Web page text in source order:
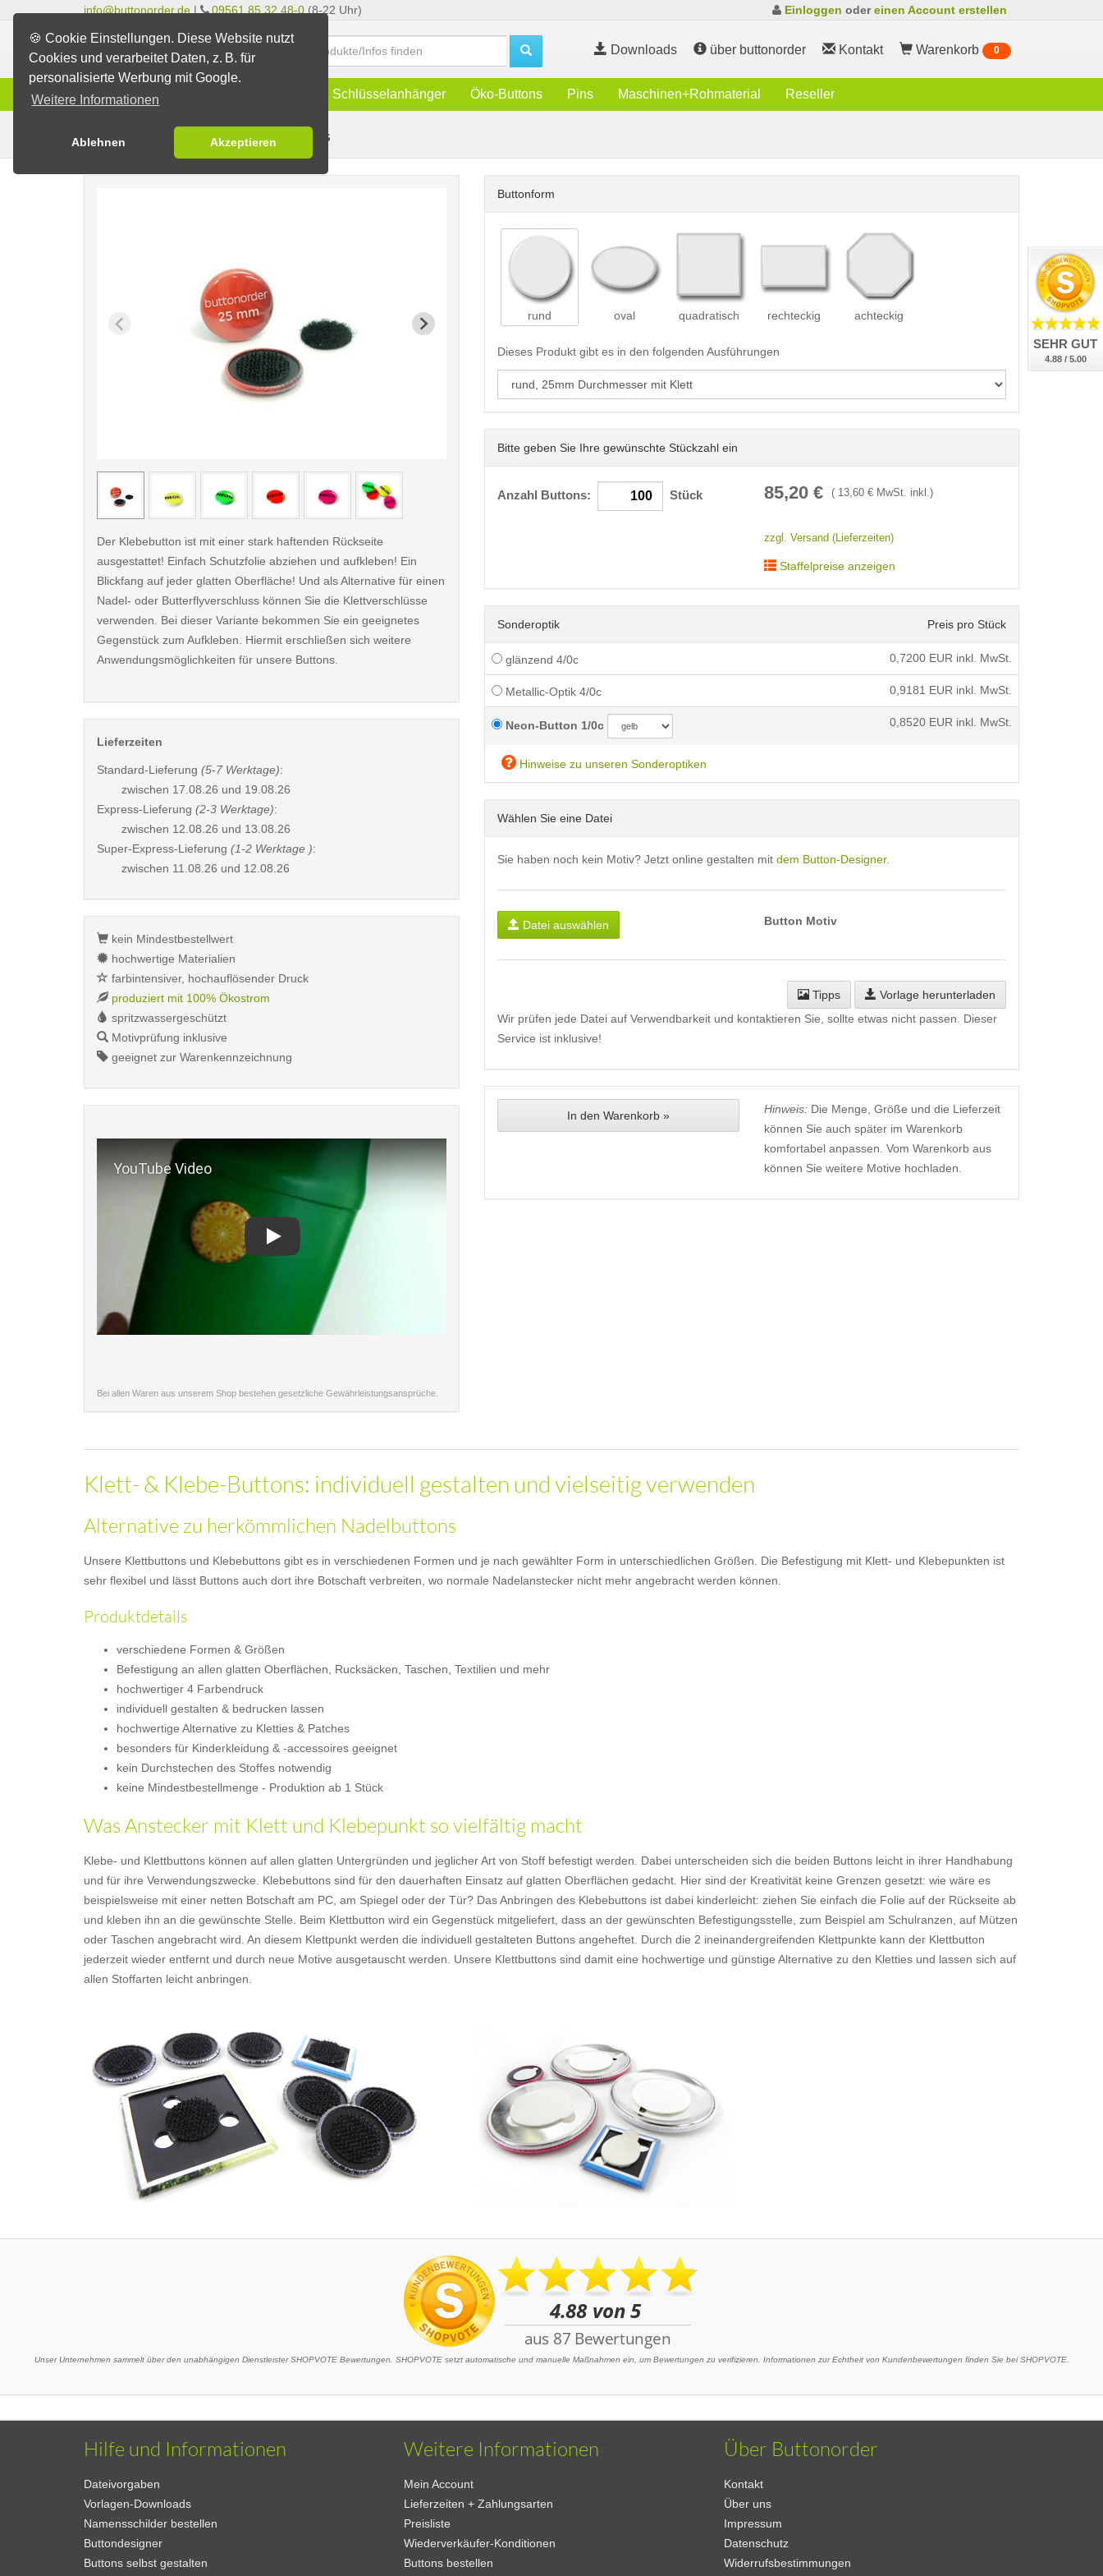
🍪 Cookie Einstellungen. Diese Website nutzt
Cookies und verarbeitet Daten, z. B. für
personalisierte Werbung mit Google.
Weitere Informationen
Ablehnen Akzeptieren
info@buttonorder.de | 09561 85 32 48-0 (8-22 Uhr) Einloggen odereinen Account erstellen
Downloads über buttonorder Kontakt Warenkorb 0
Infos Schlüsselanhänger Öko-Buttons Pins Maschinen+Rohmaterial Reseller
Buttons erstellen Klett- u. Klebebuttons
Buttonform
rund oval quadratisch rechteckig achteckig
Dieses Produkt gibt es in den folgenden Ausführungen
Bitte geben Sie Ihre gewünschte Stückzahl ein
Anzahl Buttons: Stück 85,20€ ( 13,60€ MwSt. inkl.)
zzgl. Versand (Lieferzeiten)
Staffelpreise anzeigen
Sonderoptik Preis pro Stück
glänzend 4/0c 0,7200 EUR inkl. MwSt.
Metallic-Optik 4/0c 0,9181 EUR inkl. MwSt.
Neon-Button 1/0c 0,8520 EUR inkl. MwSt.
Hinweise zu unseren Sonderoptiken
Wählen Sie eine Datei
Sie haben noch kein Motiv? Jetzt online gestalten mit dem Button-Designer.
Datei auswählen Button Motiv
Tipps
Vorlage herunterladen
Wir prüfen jede Datei auf Verwendbarkeit und kontaktieren Sie, sollte etwas nicht passen. Dieser
Service ist inklusive!
In den Warenkorb » Hinweis:Die Menge, Größe und die Lieferzeit
können Sie auch später im Warenkorb
komfortabel anpassen. Vom Warenkorb aus
können Sie weitere Motive hochladen.
< /picture> < /picture> < /picture>
Der Klebebutton ist mit einer stark haftenden Rückseite
ausgestattet! Einfach Schutzfolie abziehen und aufkleben! Ein
Blickfang auf jeder glatten Oberfläche! Und als Alternative für einen
Nadel- oder Butterflyverschluss können Sie die Klettverschlüsse
verwenden. Bei dieser Variante bekommen Sie ein geeignetes
Gegenstück zum Aufkleben. Hiermit erschließen sich weitere
Anwendungsmöglichkeiten für unsere Buttons.
Lieferzeiten
Standard-Lieferung (5-7 Werktage):
zwischen 17.08.26 und 19.08.26
Express-Lieferung (2-3 Werktage):
zwischen 12.08.26 und 13.08.26
Super-Express-Lieferung (1-2 Werktage ):
zwischen 11.08.26 und 12.08.26
kein Mindestbestellwert
hochwertige Materialien
farbintensiver, hochauflösender Druck
produziert mit 100% Ökostrom
spritzwassergeschützt
Motivprüfung inklusive
geeignet zur Warenkennzeichnung
Bei allen Waren aus unserem Shop bestehen gesetzliche Gewährleistungsansprüche.
Klett- & Klebe-Buttons: individuell gestalten und vielseitig verwenden
Alternative zu herkömmlichen Nadelbuttons
Unsere Klettbuttons und Klebebuttons gibt es in verschiedenen Formen und je nach gewählter Form in unterschiedlichen Größen. Die Befestigung mit Klett- und Klebepunkten ist
sehr flexibel und lässt Buttons auch dort ihre Botschaft verbreiten, wo normale Nadelanstecker nicht mehr angebracht werden können.
Produktdetails
verschiedene Formen & Größen
Befestigung an allen glatten Oberflächen, Rucksäcken, Taschen, Textilien und mehr
hochwertiger 4 Farbendruck
individuell gestalten & bedrucken lassen
hochwertige Alternative zu Kletties & Patches
besonders für Kinderkleidung & -accessoires geeignet
kein Durchstechen des Stoffes notwendig
keine Mindestbestellmenge - Produktion ab 1 Stück
Was Anstecker mit Klett und Klebepunkt so vielfältig macht
Klebe- und Klettbuttons können auf allen glatten Untergründen und jeglicher Art von Stoff befestigt werden. Dabei unterscheiden sich die beiden Buttons leicht in ihrer Handhabung
und für ihre Verwendungszwecke. Klebebuttons sind für den dauerhaften Einsatz auf glatten Oberflächen gedacht. Hier sind der Kreativität keine Grenzen gesetzt: wie wäre es
beispielsweise mit einer netten Botschaft am PC, am Spiegel oder der Tür? Das Anbringen des Klebebuttons ist dabei kinderleicht: ziehen Sie einfach die Folie auf der Rückseite ab
und kleben ihn an die gewünschte Stelle. Beim Klettbutton wird ein Gegenstück mitgeliefert, dass an der gewünschten Befestigungsstelle, zum Beispiel am Schulranzen, auf Mützen
oder Taschen angebracht wird. An diesem Klettpunkt werden die individuell gestalteten Buttons angeheftet. Durch die 2 ineinandergreifenden Klettpunkte kann der Klettbutton
jederzeit wieder entfernt und durch neue Motive ausgetauscht werden. Unsere Klettbuttons sind damit eine hochwertige und günstige Alternative zu den Kletties und lassen sich auf
allen Stoffarten leicht anbringen.
Unser Unternehmen sammelt über den unabhängigen Dienstleister SHOPVOTE Bewertungen. SHOPVOTE setzt automatische und manuelle Maßnahmen ein, um Bewertungen zu verifizieren. Informationen zur Echtheit von Kundenbewertungen finden Sie bei SHOPVOTE.
Hilfe und Informationen
Dateivorgaben
Vorlagen-Downloads
Namensschilder bestellen
Buttondesigner
Buttons selbst gestalten
Weitere Informationen
Mein Account
Lieferzeiten + Zahlungsarten
Preisliste
Wiederverkäufer-Konditionen
Buttons bestellen
Über Buttonorder
Kontakt
Über uns
Impressum
Datenschutz
Widerrufsbestimmungen
SEHR GUT
4.88 / 5.00